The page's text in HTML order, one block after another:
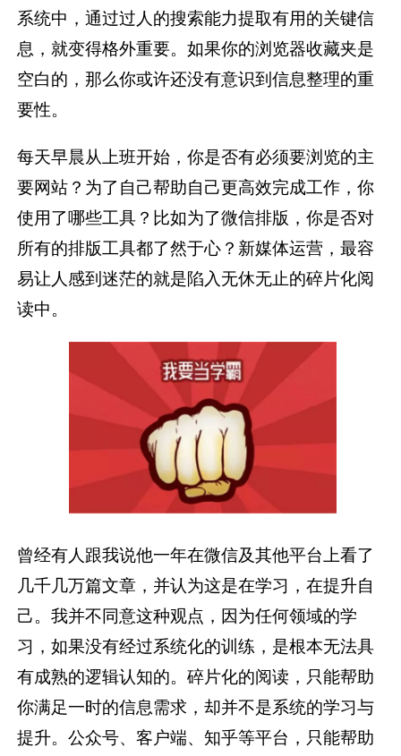
系统中，通过过人的搜索能力提取有用的关键信
息，就变得格外重要。如果你的浏览器收藏夹是
空白的，那么你或许还没有意识到信息整理的重
要性。
每天早晨从上班开始，你是否有必须要浏览的主
要网站？为了自己帮助自己更高效完成工作，你
使用了哪些工具？比如为了微信排版，你是否对
所有的排版工具都了然于心？新媒体运营，最容
易让人感到迷茫的就是陷入无休无止的碎片化阅
读中。
曾经有人跟我说他一年在微信及其他平台上看了
几千几万篇文章，并认为这是在学习，在提升自
己。我并不同意这种观点，因为任何领域的学
习，如果没有经过系统化的训练，是根本无法具
有成熟的逻辑认知的。碎片化的阅读，只能帮助
你满足一时的信息需求，却并不是系统的学习与
提升。公众号、客户端、知乎等平台，只能帮助